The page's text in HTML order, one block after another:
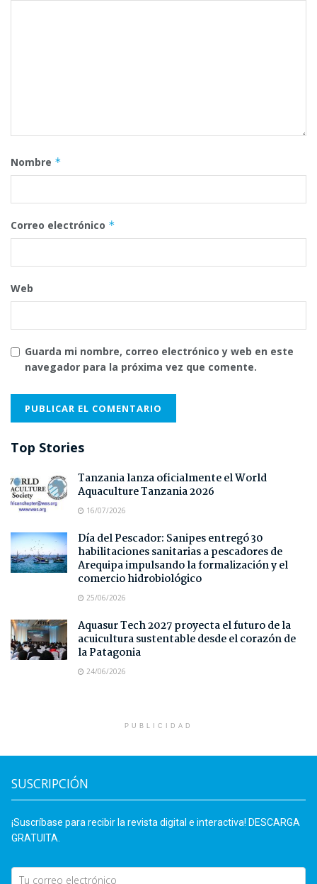
Nombre *
Correo electrónico *
Web
Guarda mi nombre, correo electrónico y web en este
navegador para la próxima vez que comente.
Top Stories
Tanzania lanza oficialmente el World
Aquaculture Tanzania 2026
16/07/2026
Día del Pescador: Sanipes entregó 30
habilitaciones sanitarias a pescadores de
Arequipa impulsando la formalización y el
comercio hidrobiológico
25/06/2026
Aquasur Tech 2027 proyecta el futuro de la
acuicultura sustentable desde el corazón de
la Patagonia
24/06/2026
PUBLICIDAD
SUSCRIPCIÓN
¡Suscríbase para recibir la revista digital e interactiva! DESCARGA
GRATUITA.